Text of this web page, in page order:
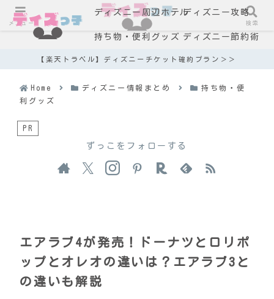
ディズニー周辺ホテルディズニー攻略
持ち物・便利グッズ ディズニー節約術
【楽天トラベル】ディズニーチケット確約プラン＞＞
Home ディズニー情報まとめ
持ち物・便
利グッズ
PR
エアラブ4が発売！ドーナツとロリポ
ップとオレオの違いは？エアラブ3と
の違いも解説
ずっこをフォローする
メニュー 検索